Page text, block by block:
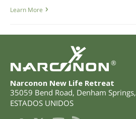
Learn More
®
Narconon New Life Retreat
35059 Bend Road, Denham Springs,
ESTADOS UNIDOS